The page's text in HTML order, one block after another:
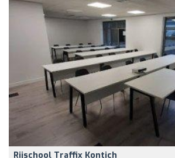
Rijschool Traffix Kontich